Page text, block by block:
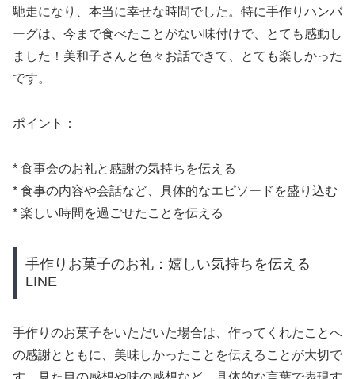
馳走になり、本当に幸せな時間でした。特に手作りハンバ
ーグは、今まで食べたことがない味付けで、とても感動し
ました！美和子さんと色々お話できて、とても楽しかった
です。
ポイント：
* 食事会のお礼と感謝の気持ちを伝える
* 食事の内容や会話など、具体的なエピソードを盛り込む
* 楽しい時間を過ごせたことを伝える
手作りお菓子のお礼：嬉しい気持ちを伝える
LINE
手作りのお菓子をいただいた場合は、作ってくれたことへ
の感謝とともに、美味しかったことを伝えることが大切で